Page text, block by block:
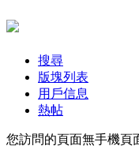
搜尋
版塊列表
用戶信息
熱帖
您訪問的頁面無手機頁